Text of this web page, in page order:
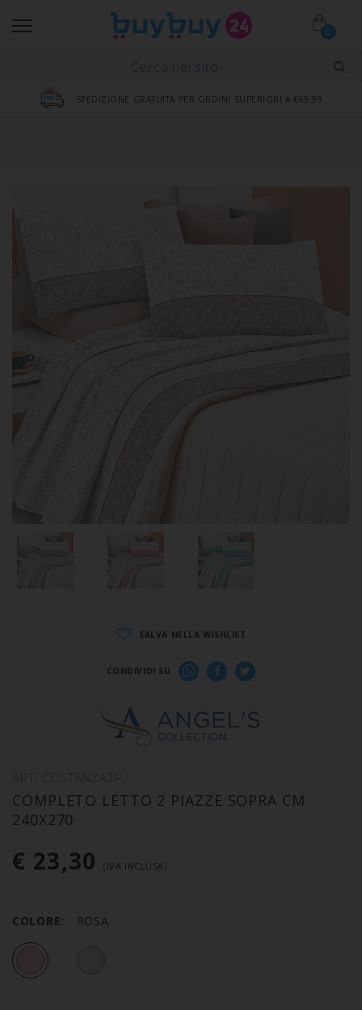
0
SPEDIZIONE GRATUITA PER ORDINI SUPERIORI A €69,99
SALVA NELLA WISHLIST
CONDIVIDI SU
COMPLETO LETTO 2 PIAZZE SOPRA CM
240X270
€ 23,30 (IVA INCLUSA)
COLORE: ROSA